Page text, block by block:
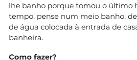
lhe banho porque tomou o último
tempo, pense num meio banho,
de água colocada à entrada de
banheira.
Como fazer?